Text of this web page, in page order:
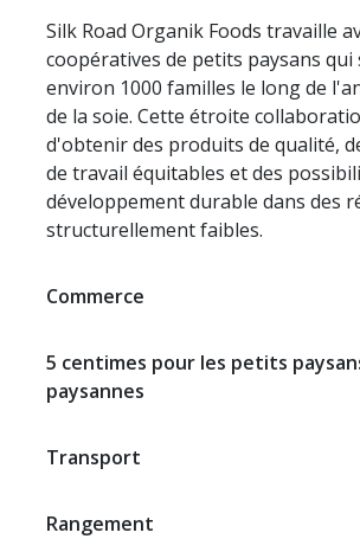
Silk Road Organik Foods travaille
coopératives de petits paysans
environ 1000 familles le long de
de la soie. Cette étroite
d'obtenir des produits de qualité,
de travail équitables et des
développement durable dans des
structurellement faibles.
Commerce
5 centimes pour les petits
paysannes​
Transport
Rangement